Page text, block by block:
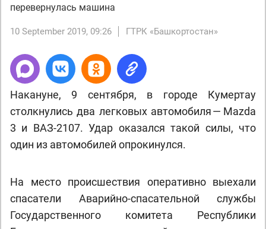
перевернулась машина
10 September 2019, 09:26 ГТРК «Башкортостан»
Накануне, 9 сентября, в городе Кумертау
столкнулись два легковых автомобиля — Mazda
3 и ВАЗ-2107. Удар оказался такой силы, что
один из автомобилей опрокинулся.
На место происшествия оперативно выехали
спасатели Аварийно-спасательной службы
Государственного комитета Республики